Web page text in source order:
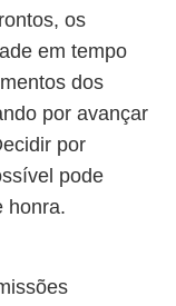
os
em tempo
dos
por avançar
por
pode
honra.